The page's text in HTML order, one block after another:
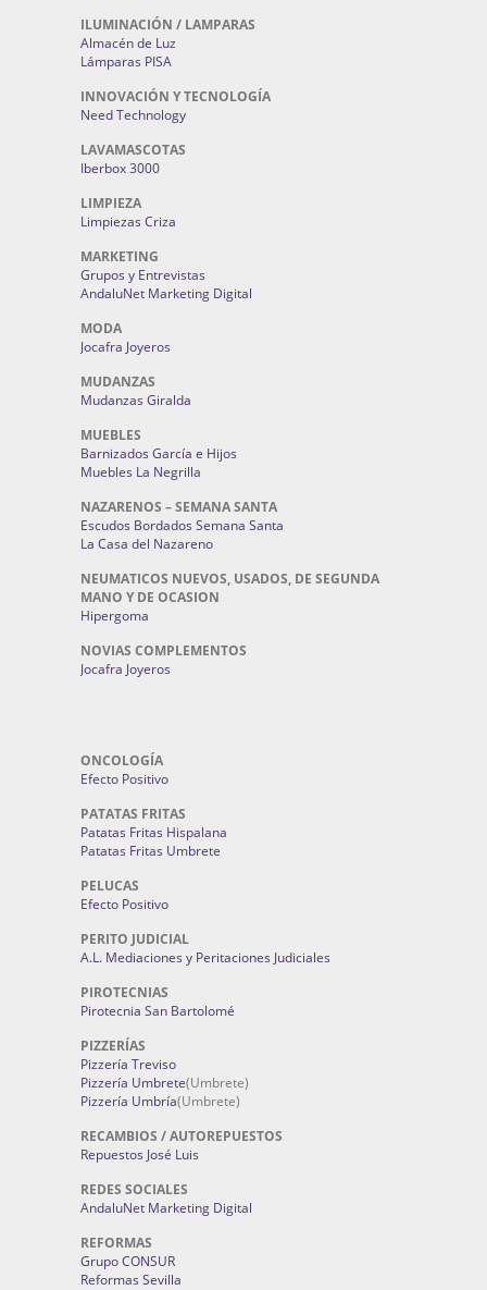
ILUMINACIÓN / LAMPARAS
Almacén de Luz
Lámparas PISA
INNOVACIÓN Y TECNOLOGÍA
Need Technology
LAVAMASCOTAS
Iberbox 3000
LIMPIEZA
Limpiezas Criza
MARKETING
Grupos y Entrevistas
AndaluNet Marketing Digital
MODA
Jocafra Joyeros
MUDANZAS
Mudanzas Giralda
MUEBLES
Barnizados García e Hijos
Muebles La Negrilla
NAZARENOS – SEMANA SANTA
Escudos Bordados Semana Santa
La Casa del Nazareno
NEUMATICOS NUEVOS, USADOS, DE SEGUNDA
MANO Y DE OCASION
Hipergoma
NOVIAS COMPLEMENTOS
Jocafra Joyeros
ONCOLOGÍA
Efecto Positivo
PATATAS FRITAS
Patatas Fritas Hispalana
Patatas Fritas Umbrete
PELUCAS
Efecto Positivo
PERITO JUDICIAL
A.L. Mediaciones y Peritaciones Judiciales
PIROTECNIAS
Pirotecnia San Bartolomé
PIZZERÍAS
Pizzería Treviso
Pizzería Umbrete(Umbrete)
Pizzería Umbría(Umbrete)
RECAMBIOS / AUTOREPUESTOS
Repuestos José Luis
REDES SOCIALES
AndaluNet Marketing Digital
REFORMAS
Grupo CONSUR
Reformas Sevilla